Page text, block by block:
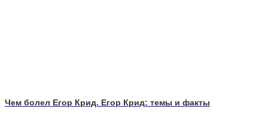
Чем болел Егор Крид. Егор Крид: темы и факты